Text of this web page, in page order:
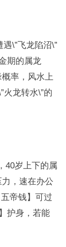
\”飞龙陷沼\”
期的属龙
率，风水上
龙转水\”的
40岁上下的属
，速在办公
帝钱】可过
护身，若能